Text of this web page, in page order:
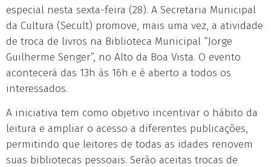
especial nesta sexta-feira (28). A Secretaria Municipal
da Cultura (Secult) promove, mais uma vez, a atividade
de troca de livros na Biblioteca Municipal “Jorge
Guilherme Senger”, no Alto da Boa Vista. O evento
acontecerá das 13h às 16h e é aberto a todos os
interessados.
A iniciativa tem como objetivo incentivar o hábito da
leitura e ampliar o acesso a diferentes publicações,
permitindo que leitores de todas as idades renovem
suas bibliotecas pessoais. Serão aceitas trocas de